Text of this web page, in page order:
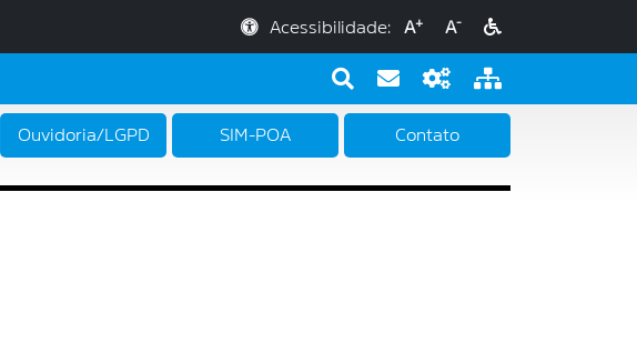
Acessibilidade: A+ A-
Ouvidoria/LGPD SIM-POA Contato